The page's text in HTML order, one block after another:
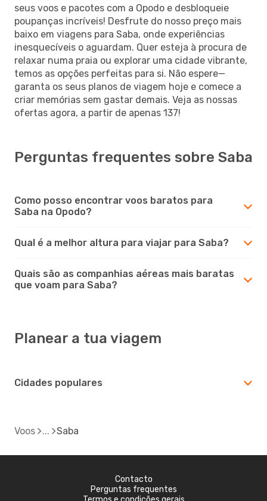
seus voos e pacotes com a Opodo e desbloqueie
poupanças incríveis! Desfrute do nosso preço mais
baixo em viagens para Saba, onde experiências
inesquecíveis o aguardam. Quer esteja à procura de
relaxar numa praia ou explorar uma cidade vibrante,
temos as opções perfeitas para si. Não espere—
garanta os seus planos de viagem hoje e comece a
criar memórias sem gastar demais. Veja as nossas
ofertas agora, a partir de apenas 137!
Perguntas frequentes sobre Saba
Como posso encontrar voos baratos para
Saba na Opodo?
Qual é a melhor altura para viajar para Saba?
Quais são as companhias aéreas mais baratas
que voam para Saba?
Planear a tua viagem
Cidades populares
Voos Saba
Contacto
Perguntas frequentes